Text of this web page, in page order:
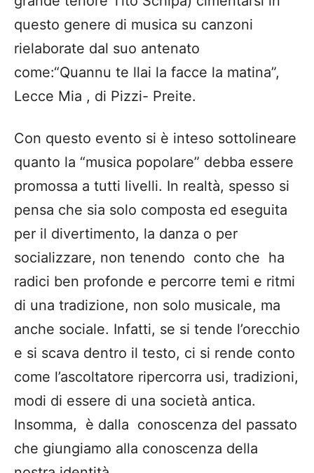
promossa a tutti livelli. In realtà, spesso si
pensa che sia solo composta ed eseguita
per il divertimento, la danza o per
socializzare, non tenendo conto che ha
radici ben profonde e percorre temi e ritmi
di una tradizione, non solo musicale, ma
anche sociale. Infatti, se si tende l’orecchio
e si scava dentro il testo, ci si rende conto
come l’ascoltatore ripercorra usi, tradizioni,
modi di essere di una società antica.
Insomma, è dalla conoscenza del passato
che giungiamo alla conoscenza della
nostra identità.
I musicisti di Provvisorio Popolare oltre a
interpretare canzoni della tradizione ha
sperimentato improvvisazioni in linea con i
tempi, e con le peculiarità proprie del
Gruppo musicale, contaminando il classico
e la voce lirica. Così, il popolare diventa